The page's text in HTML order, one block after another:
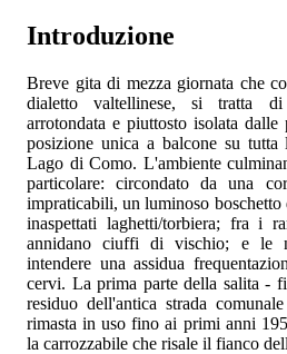
Introduzione
Breve gita di mezza giornata che
dialetto valtellinese, si tratta
arrotondata e piuttosto isolata
posizione unica a balcone su
Lago di Como. L'ambiente
particolare: circondato da una
impraticabili, un luminoso
inaspettati laghetti/torbiera; fra i
annidano ciuffi di vischio; e le
intendere una assidua
cervi. La prima parte della salita -
residuo dell'antica strada
rimasta in uso fino ai primi anni
la carrozzabile che risale il fianco